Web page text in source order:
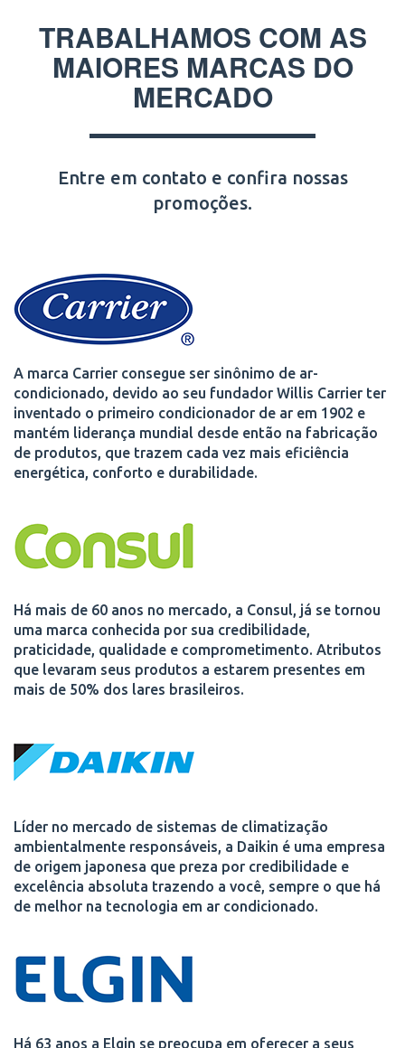
TRABALHAMOS COM AS
MAIORES MARCAS DO
MERCADO
Entre em contato e confira nossas
promoções.
A marca Carrier consegue ser sinônimo de ar-
condicionado, devido ao seu fundador Willis Carrier ter
inventado o primeiro condicionador de ar em 1902 e
mantém liderança mundial desde então na fabricação
de produtos, que trazem cada vez mais eficiência
energética, conforto e durabilidade.
Há mais de 60 anos no mercado, a Consul, já se tornou
uma marca conhecida por sua credibilidade,
praticidade, qualidade e comprometimento. Atributos
que levaram seus produtos a estarem presentes em
mais de 50% dos lares brasileiros.
Líder no mercado de sistemas de climatização
ambientalmente responsáveis, a Daikin é uma empresa
de origem japonesa que preza por credibilidade e
excelência absoluta trazendo a você, sempre o que há
de melhor na tecnologia em ar condicionado.
Há 63 anos a Elgin se preocupa em oferecer a seus